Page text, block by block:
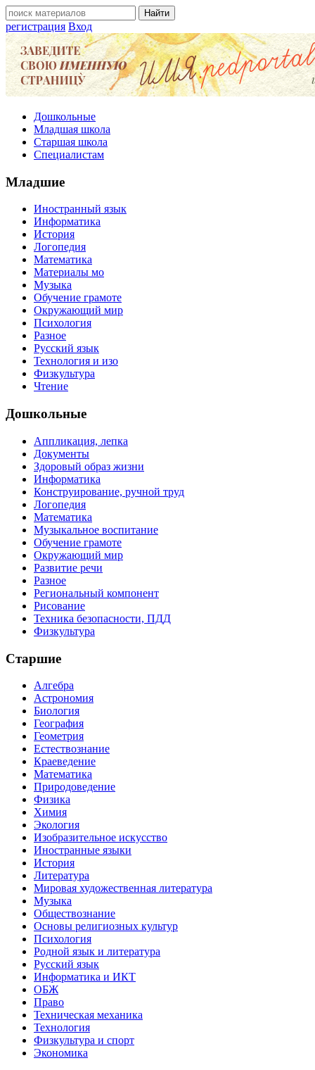
регистрация Вход
Дошкольные
Младшая школа
Старшая школа
Специалистам
Младшие
Иностранный язык
Информатика
История
Логопедия
Математика
Материалы мо
Музыка
Обучение грамоте
Окружающий мир
Психология
Разное
Русский язык
Технология и изо
Физкультура
Чтение
Дошкольные
Аппликация, лепка
Документы
Здоровый образ жизни
Информатика
Конструирование, ручной труд
Логопедия
Математика
Музыкальное воспитание
Обучение грамоте
Окружающий мир
Развитие речи
Разное
Региональный компонент
Рисование
Техника безопасности, ПДД
Физкультура
Старшие
Алгебра
Астрономия
Биология
География
Геометрия
Естествознание
Краеведение
Математика
Природоведение
Физика
Химия
Экология
Изобразительное искусство
Иностранные языки
История
Литература
Мировая художественная литература
Музыка
Обществознание
Основы религиозных культур
Психология
Родной язык и литература
Русский язык
Информатика и ИКТ
ОБЖ
Право
Техническая механика
Технология
Физкультура и спорт
Экономика